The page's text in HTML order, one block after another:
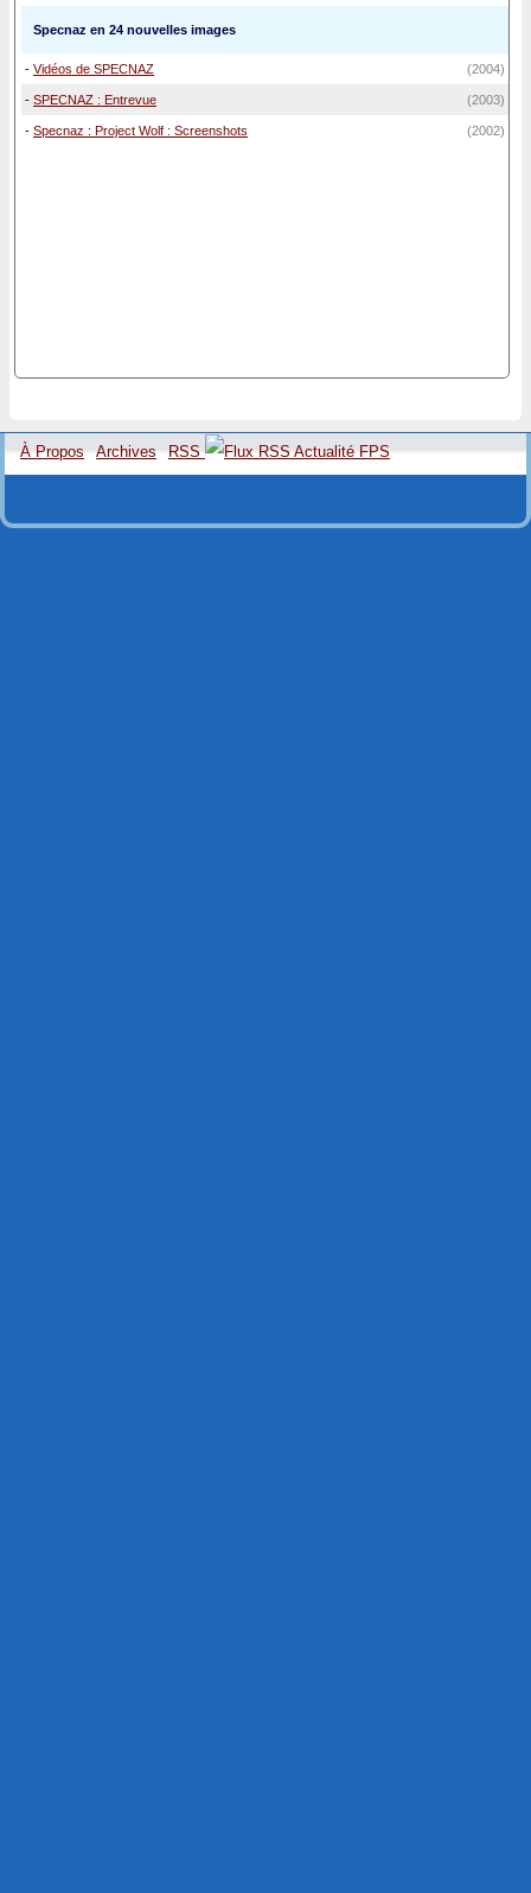
Specnaz en 24 nouvelles images
- Vidéos de SPECNAZ (2004)
- SPECNAZ : Entrevue (2003)
- Specnaz : Project Wolf : Screenshots (2002)
À Propos Archives RSS